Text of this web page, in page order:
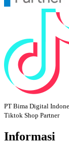
PT Bima Digital
Tiktok Shop Partner
Informasi